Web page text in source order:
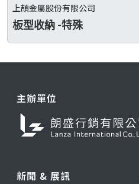
上頡金屬股份有限公司
板型收納 -特殊
主辦單位
新聞 & 展訊